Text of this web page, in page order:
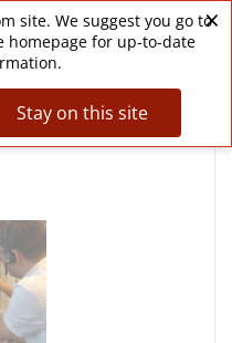
site. We suggest you go to
homepage for up-to-date
Stay on this site
×
Personal Space Customer area FR